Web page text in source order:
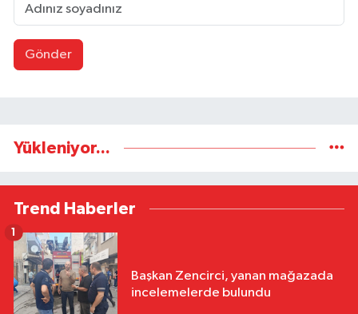
Gönder
Yükleniyor...
Trend Haberler
Başkan Zencirci, yanan mağazada
incelemelerde bulundu
1